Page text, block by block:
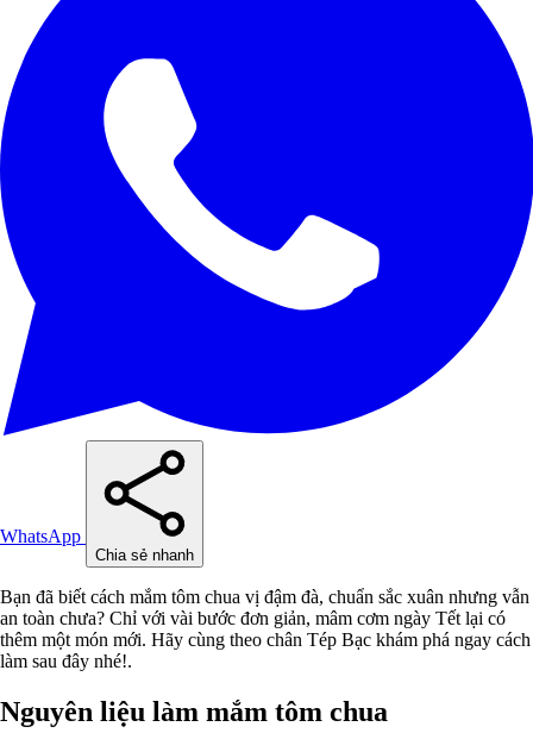
WhatsApp
Chia sẻ nhanh
Bạn đã biết cách mắm tôm chua vị đậm đà, chuẩn sắc xuân nhưng vẫn
an toàn chưa? Chỉ với vài bước đơn giản, mâm cơm ngày Tết lại có
thêm một món mới. Hãy cùng theo chân Tép Bạc khám phá ngay cách
làm sau đây nhé!.
Nguyên liệu làm mắm tôm chua